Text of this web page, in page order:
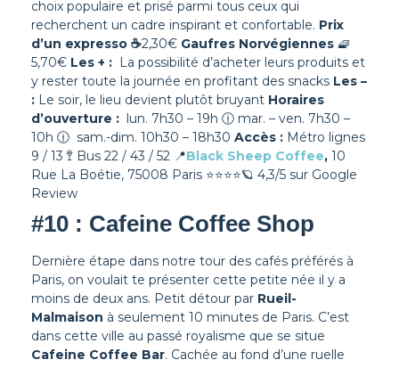
choix populaire et prisé parmi tous ceux qui
recherchent un cadre inspirant et confortable. Prix
d’un expresso ☕2,30€ Gaufres Norvégiennes 🧇
5,70€ Les + : La possibilité d’acheter leurs produits et
y rester toute la journée en profitant des snacks Les –
: Le soir, le lieu devient plutôt bruyant Horaires
d’ouverture : lun. 7h30 – 19h 🕧 mar. – ven. 7h30 –
10h 🕧 sam.-dim. 10h30 – 18h30 Accès : Métro lignes
9 / 13 🚏 Bus 22 / 43 / 52 📍Black Sheep Coffee, 10
Rue La Boétie, 75008 Paris ⭐⭐⭐⭐🪐 4,3/5 sur Google
Review
#10 : Cafeine Coffee Shop
Dernière étape dans notre tour des cafés préférés à
Paris, on voulait te présenter cette petite née il y a
moins de deux ans. Petit détour par Rueil-
Malmaison à seulement 10 minutes de Paris. C’est
dans cette ville au passé royalisme que se situe
Cafeine Coffee Bar. Cachée au fond d’une ruelle